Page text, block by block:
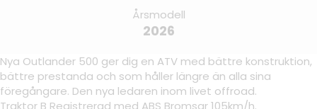
Årsmodell
2026
Nya Outlander 500 ger dig en ATV med bättre konstruktion,
bättre prestanda och som håller längre än alla sina
föregångare. Den nya ledaren inom livet offroad.
Traktor B Registrerad med ABS Bromsar 105km/h.